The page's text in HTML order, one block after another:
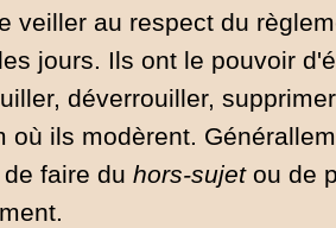
veiller au respect du
jours. Ils ont le pouvoir
déverrouiller,
où ils modèrent.
faire du hors-sujetou de